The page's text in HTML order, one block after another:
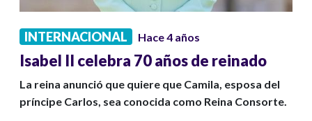
INTERNACIONAL Hace 4 años
Isabel II celebra 70 años de reinado
La reina anunció que quiere que Camila, esposa del
príncipe Carlos, sea conocida como Reina Consorte.